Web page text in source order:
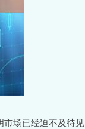
市场已经迫不及待见